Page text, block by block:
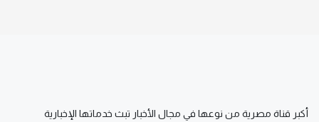
أكبر قناة مصرية من نوعها في مجال الأخبار تبث خدماتها الإخبارية